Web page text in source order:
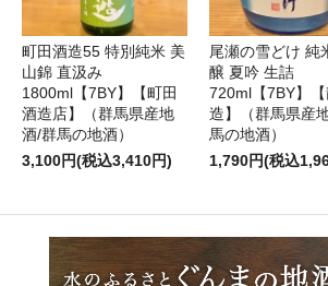
町田酒造55 特別純米 美
山錦 直汲み
1800ml【7BY】【町田
酒造店】（群馬県産地
酒/群馬の地酒）
3,100円(税込3,410円)
尾瀬の雪どけ 純
醸 夏吟 生詰
720ml【7BY】
造】（群馬県産
馬の地酒）
1,790円(税込